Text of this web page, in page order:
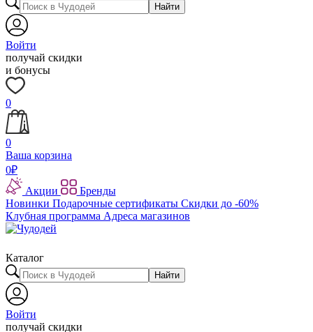
Найти
Войти
получай скидки
и бонусы
0
0
Ваша корзина
0₽
Акции
Бренды
Новинки Подарочные сертификаты Скидки до -60%
Клубная программа Адреса магазинов
Каталог
Найти
Войти
получай скидки